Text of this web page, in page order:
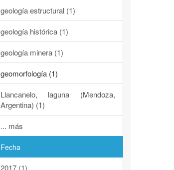
geología estructural (1)
geología histórica (1)
geología minera (1)
geomorfología (1)
Llancanelo, laguna (Mendoza,
Argentina) (1)
... más
Fecha
2017 (1)